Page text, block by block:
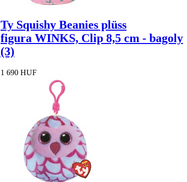
Ty Squishy Beanies plüss
figura WINKS, Clip 8,5 cm - bagoly
(3)
1 690 HUF